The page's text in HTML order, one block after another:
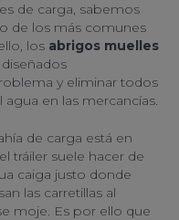
de carga, sabemos
de los más comunes
los abrigos muelles
y eliminar todos
en las mercancías.
de carga está en
tráiler suele hacer de
caiga justo donde
las carretillas al
moje. Es por ello que